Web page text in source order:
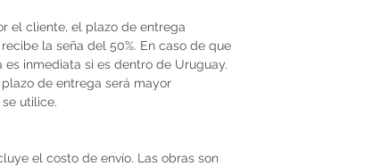
el cliente, el plazo de entrega
la seña del 50%. En caso de que
inmediata si es dentro de Uruguay.
de entrega será mayor
utilice.
el costo de envío. Las obras son